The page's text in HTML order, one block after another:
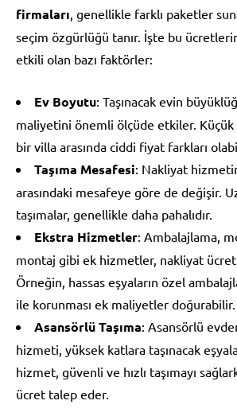
firmaları , genellikle farklı paketler
seçim özgürlüğü tanır. İşte bu
etkili olan bazı faktörler:
Ev Boyutu: Taşınacak evin
maliyetini önemli ölçüde etkiler.
bir villa arasında ciddi fiyat farkları
Taşıma Mesafesi: Nakliyat
arasındaki mesafeye göre de değişir.
taşımalar, genellikle daha pahalıdır.
Ekstra Hizmetler: Ambalajlama,
montaj gibi ek hizmetler, nakliyat
Örneğin, hassas eşyaların özel
ile korunması ek maliyetler doğurabilir.
Asansörlü Taşıma: Asansörlü
hizmeti, yüksek katlara taşınacak
hizmet, güvenli ve hızlı taşımayı
ücret talep eder.